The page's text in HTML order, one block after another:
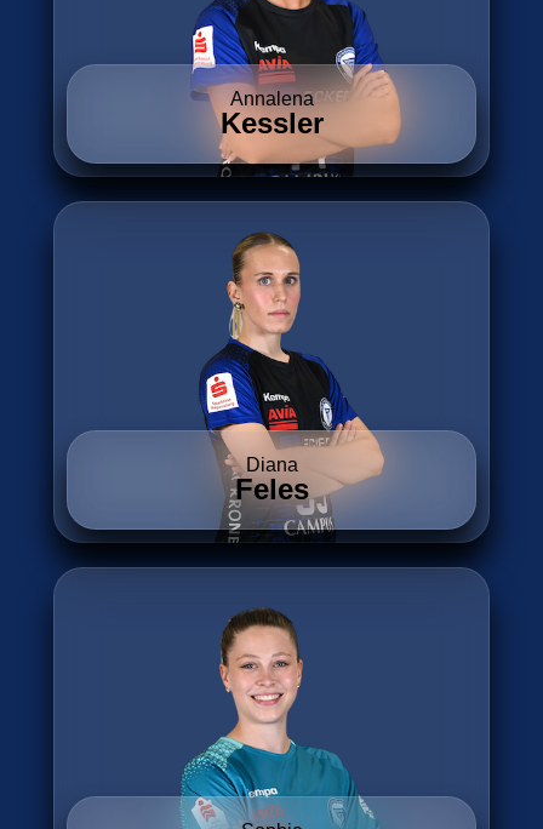
Annalena
Kessler
Diana
Feles